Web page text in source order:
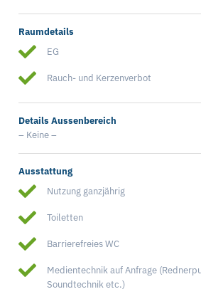
Raumdetails
EG
Rauch- und Kerzenverbot
Details Aussenbereich
– Keine –
Ausstattung
Nutzung ganzjährig
Toiletten
Barrierefreies WC
Medientechnik auf Anfrage
Soundtechnik etc.)